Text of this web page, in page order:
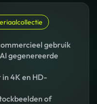
gebruik
gegenereerde
in 4K en HD-
of